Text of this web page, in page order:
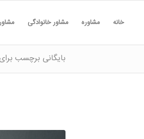
خانه مشاوره مشاور خانوادگی
بایگانی برچسب